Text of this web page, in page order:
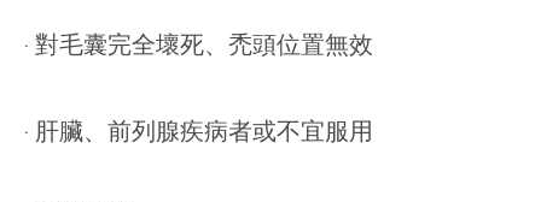
‧ 對毛囊完全壞死、禿頭位置無效
‧ 肝臟、前列腺疾病者或不宜服用